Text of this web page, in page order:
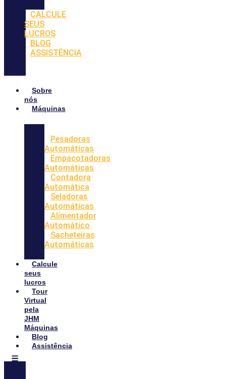
CALCULE
SEUS
LUCROS
BLOG
ASSISTÊNCIA
Sobre
nós
Máquinas
Pesadoras
Automáticas
Empacotadoras
Automáticas
Contadora
Automática
Seladoras
Automáticas
Alimentador
Automático
Sacheteiras
Automáticas
Calcule
seus
lucros
Tour
Virtual
pela
JHM
Máquinas
Blog
Assistência